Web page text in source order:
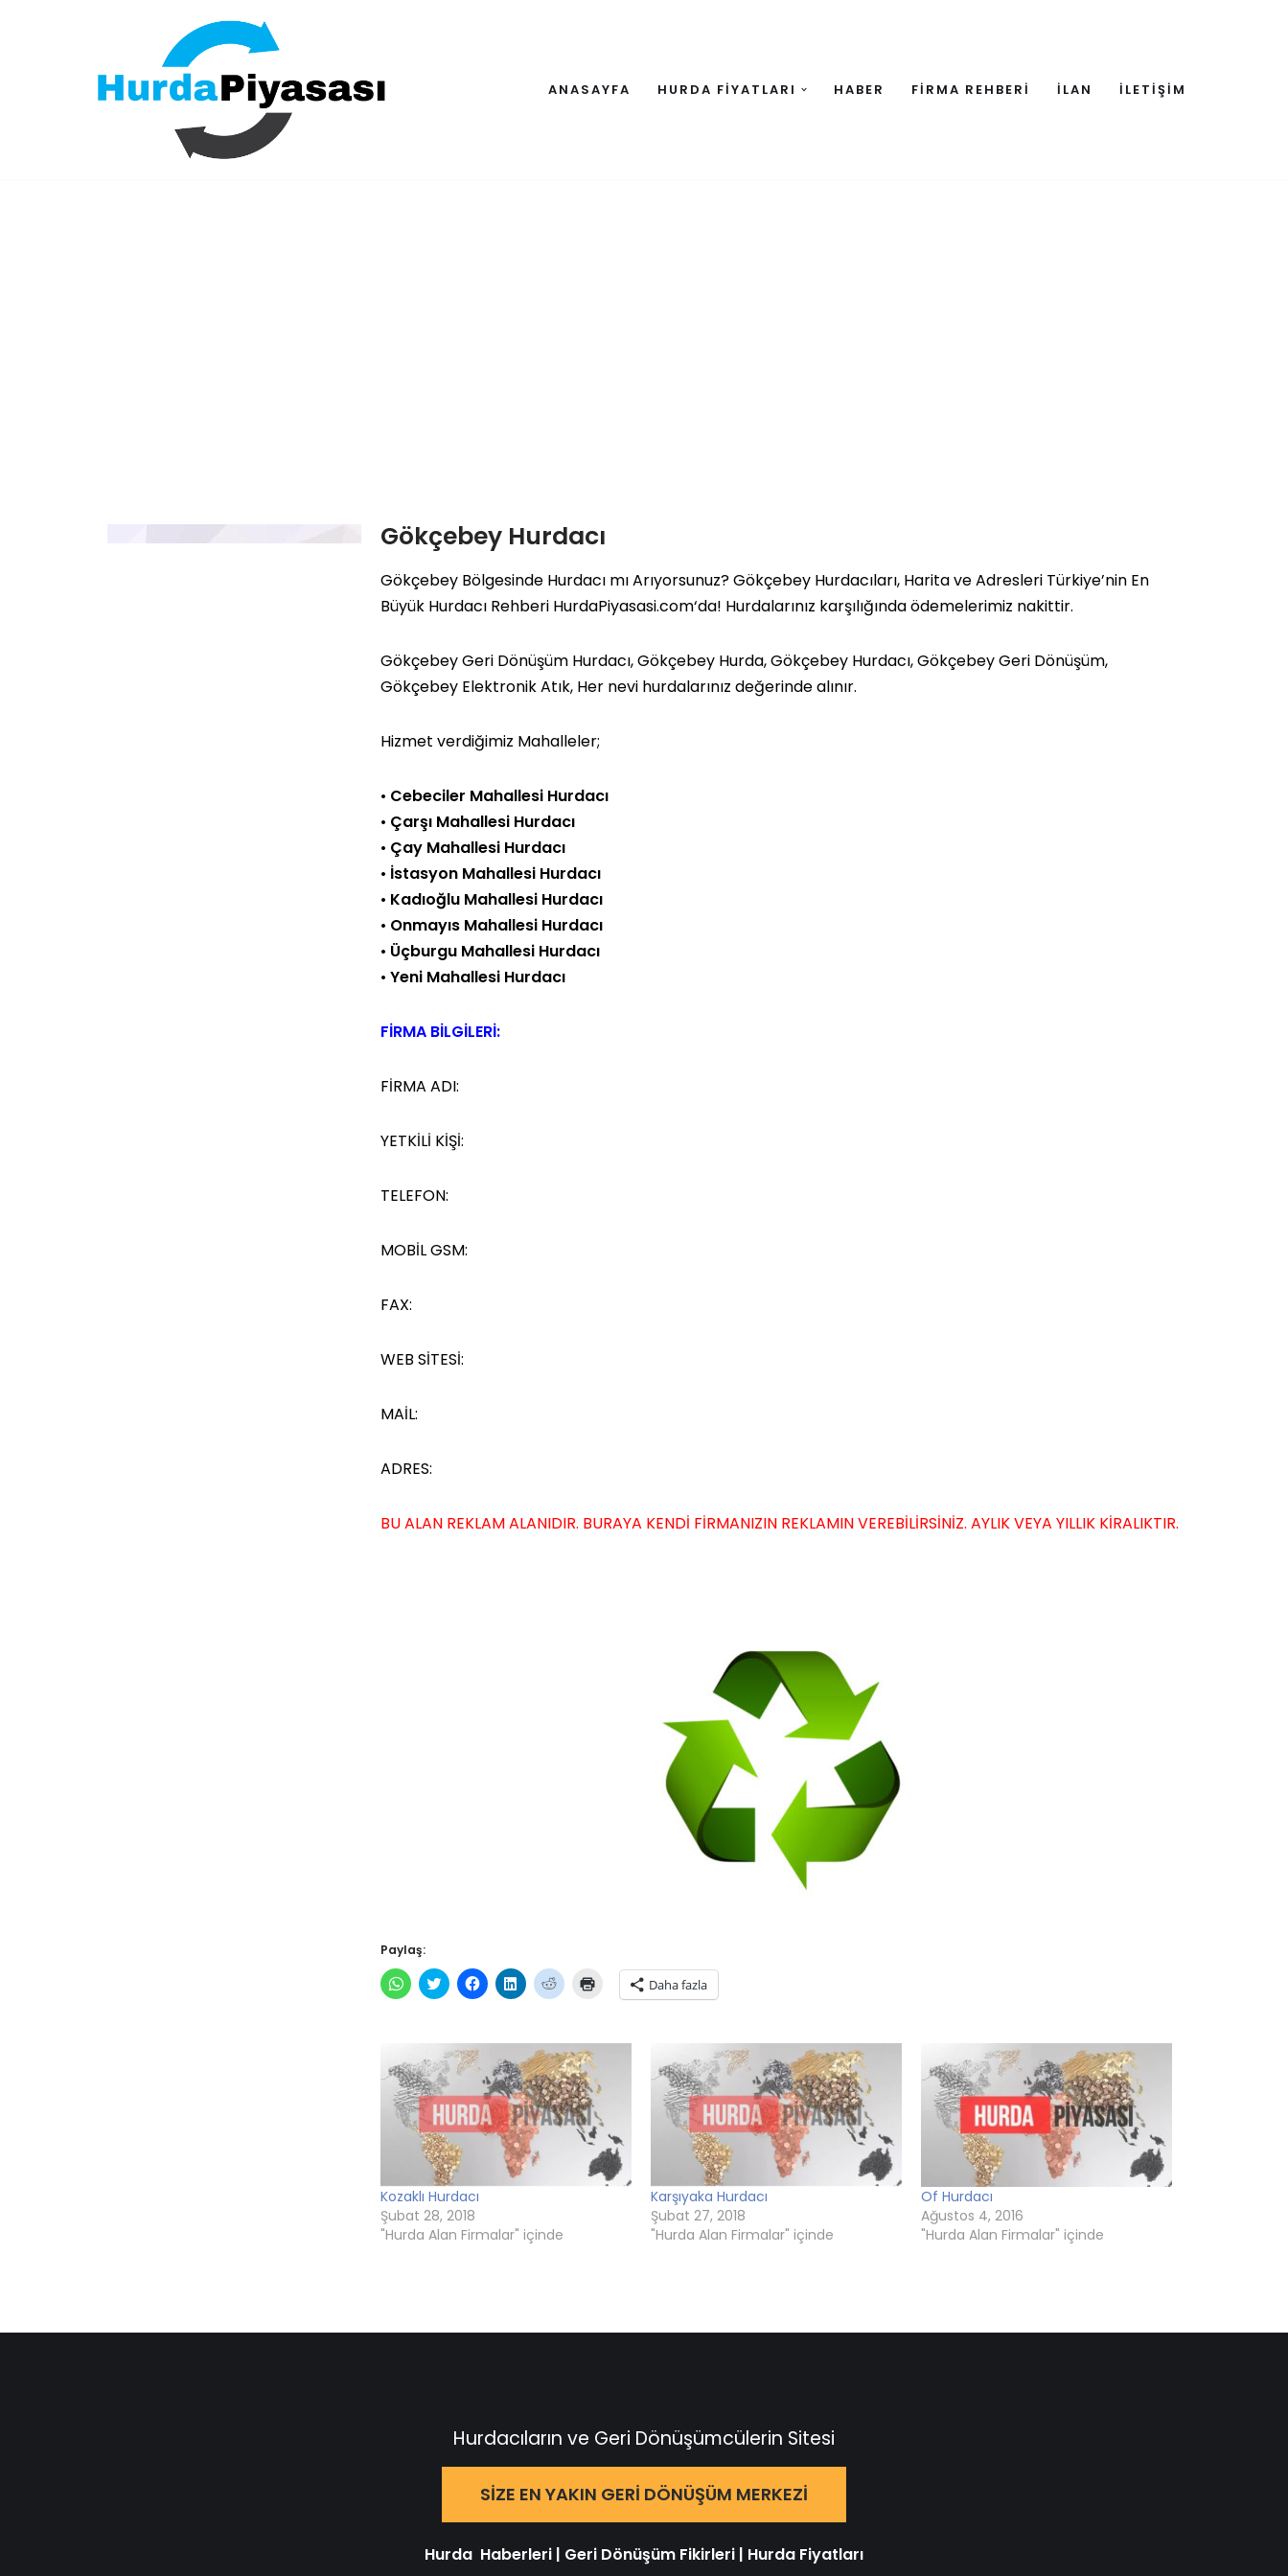
ANASAYFA HURDA FİYATLARI HABER FİRMA REHBERİ İLAN İLETİŞİM
Gökçebey Hurdacı
Gökçebey Bölgesinde Hurdacı mı Arıyorsunuz? Gökçebey Hurdacıları, Harita ve Adresleri Türkiye’nin En
Büyük Hurdacı Rehberi HurdaPiyasasi.com‘da! Hurdalarınız karşılığında ödemelerimiz nakittir.
Gökçebey Geri Dönüşüm Hurdacı, Gökçebey Hurda, Gökçebey Hurdacı, Gökçebey Geri Dönüşüm,
Gökçebey Elektronik Atık, Her nevi hurdalarınız değerinde alınır.
Hizmet verdiğimiz Mahalleler;
• Cebeciler Mahallesi Hurdacı
• Çarşı Mahallesi Hurdacı
• Çay Mahallesi Hurdacı
• İstasyon Mahallesi Hurdacı
• Kadıoğlu Mahallesi Hurdacı
• Onmayıs Mahallesi Hurdacı
• Üçburgu Mahallesi Hurdacı
• Yeni Mahallesi Hurdacı
FİRMA BİLGİLERİ:
FİRMA ADI:
YETKİLİ KİŞİ:
TELEFON:
MOBİL GSM:
FAX:
WEB SİTESİ:
MAİL:
ADRES:
BU ALAN REKLAM ALANIDIR. BURAYA KENDİ FİRMANIZIN REKLAMIN VEREBİLİRSİNİZ. AYLIK VEYA YILLIK KİRALIKTIR.
Paylaş:
WhatsApp'ta
paylaşmak
pencerede
açılır)
Twitter
üzerinde
(Yeni
pencerede
açılır)
Facebook'ta
paylaşmak
pencerede
açılır)
Linkedln
üzerinden
(Yeni
pencerede
açılır)
Reddit
üzerinde
(Yeni
pencerede
açılır)
Yazdırmak
tıklayın
açılır)
Daha fazla
Kozaklı Hurdacı
Şubat 28, 2018
"Hurda Alan Firmalar" içinde
Karşıyaka Hurdacı
Şubat 27, 2018
"Hurda Alan Firmalar" içinde
Of Hurdacı
Ağustos 4, 2016
"Hurda Alan Firmalar" içinde
Hurdacıların ve Geri Dönüşümcülerin Sitesi
SIZE EN YAKIN GERI DÖNÜŞÜM MERKEZI
Hurda Haberleri | Geri Dönüşüm Fikirleri | Hurda Fiyatları